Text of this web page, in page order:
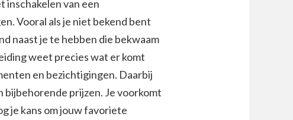
inschakelen van een
Vooral als je niet bekend bent
naast je te hebben die bekwaam
weet precies wat er komt
en bezichtigingen. Daarbij
bijbehorende prijzen. Je voorkomt
je kans om jouw favoriete